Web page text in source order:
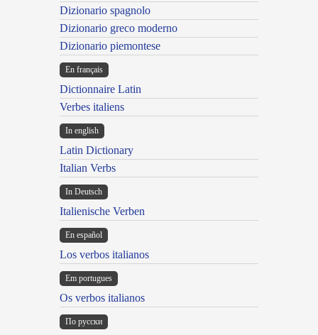
Dizionario spagnolo
Dizionario greco moderno
Dizionario piemontese
En français
Dictionnaire Latin
Verbes italiens
In english
Latin Dictionary
Italian Verbs
In Deutsch
Italienische Verben
En español
Los verbos italianos
Em portugues
Os verbos italianos
По русски